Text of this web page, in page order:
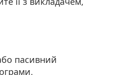
пасивний